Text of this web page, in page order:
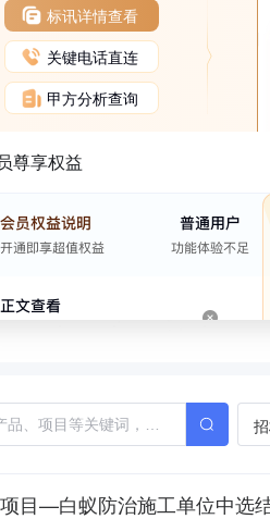
标讯详情查看
关键电话直连
甲方分析查询
尊享权益
目—白蚁防治施工单位中选